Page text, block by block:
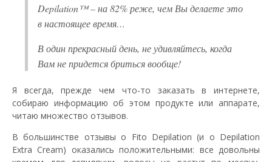
Depilation™ – на 82% реже, чем Вы делаете это
в настоящее время…
В один прекрасный день, не удивляйтесь, когда
Вам не придется бриться вообще!
Я всегда, прежде чем что-то заказать в интернете,
собираю информацию об этом продукте или аппарате,
читаю множество отзывов.
В большинстве отзывы о Fito Depilation (и о Depilation
Extra Cream) оказались положительными: все довольны